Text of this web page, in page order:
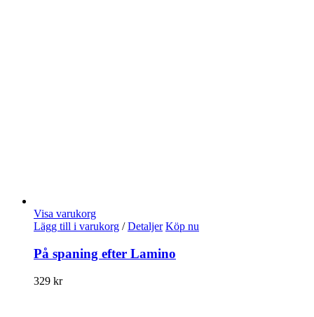
Visa varukorg
Lägg till i varukorg / Detaljer Köp nu
På spaning efter Lamino
329 kr